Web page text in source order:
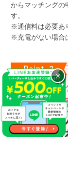
からマッチングの
す。
※通信料は必要あ
※充電がない場合
×